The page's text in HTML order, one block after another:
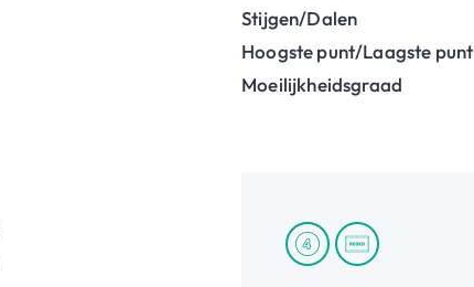
Stijgen/Dalen
Hoogste punt/Laagste punt
Moeilijkheidsgraad